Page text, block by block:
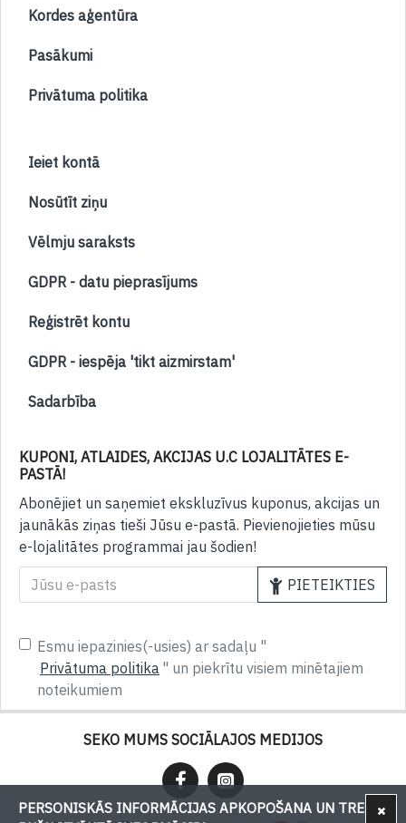
Kordes aģentūra
Pasākumi
Privātuma politika
Ieiet kontā
Nosūtīt ziņu
Vēlmju saraksts
GDPR - datu pieprasījums
Reģistrēt kontu
GDPR - iespēja 'tikt aizmirstam'
Sadarbība
KUPONI, ATLAIDES, AKCIJAS U.C LOJALITĀTES E-
PASTĀ!
Abonējiet un saņemiet ekskluzīvus kuponus, akcijas un
jaunākās ziņas tieši Jūsu e-pastā. Pievienojieties mūsu
e-lojalitātes programmai jau šodien!
PIETEIKTIES
Esmu iepazinies(-usies) ar sadaļu "
Privātuma politika " un piekrītu visiem minētajiem
noteikumiem
SEKO MUMS SOCIĀLAJOS MEDIJOS
PERSONISKĀS INFORMĀCIJAS APKOPOŠANA UN TREŠU